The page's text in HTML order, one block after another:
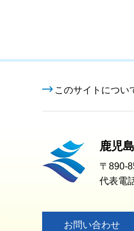
このサイトについ
鹿児
〒890-
代表電
お問い合わせ